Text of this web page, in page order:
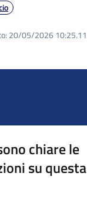
20/05/2026 10:25.11
chiare le
su questa